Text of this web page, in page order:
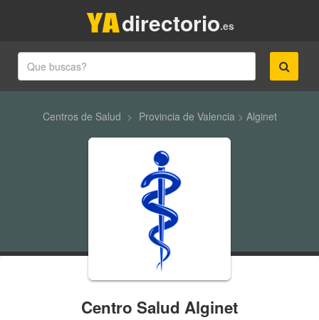
.es
directorio
Centros de Salud > Provincia de Valencia> Alginet
Centro Salud Alginet